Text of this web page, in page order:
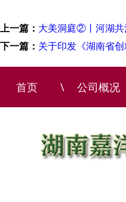
上一篇： 大美洞庭②丨河湖
下一篇： 关于印发《湖南省
首页 \ 公司概况